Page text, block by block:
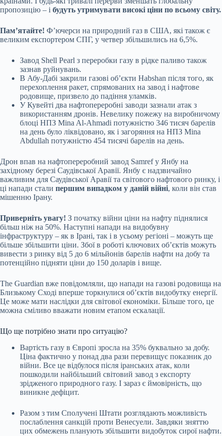
пропозицію – і будуть утримувати високі ціни по всьому світу.
Пам’ятайте! Ф’ючерси на природний газ в США, які також є
великим експортером СПГ, у четвер збільшились на 6,5%.
Завод Shell Pearl з переробки газу в рідке паливо також
зазнав руйнувань.
В Абу-Дабі закрили газові об’єкти Habshan після того, як
перехоплення ракет, спрямованих на завод і нафтове
родовище, призвело до падіння уламків.
У Кувейті два нафтопереробні заводи зазнали атак з
використанням дронів. Невелику пожежу на виробничому
блоці НПЗ Mina Al-Ahmadi потужністю 346 тисяч барелів
на день було ліквідовано, як і загоряння на НПЗ Mina
Abdullah потужністю 454 тисячі барелів на день.
Дрон впав на нафтопереробний завод Samref у Янбу на
західному березі Саудівської Аравії. Янбу є надзвичайно
важливим для Саудівської Аравії та світового нафтового ринку, і
ці напади стали першим випадком у даній війні, коли він став
мішенню Ірану.
Приверніть увагу! З початку війни ціни на нафту піднялися
більш ніж на 50%. Наступні напади на видобувну
інфраструктуру – як в Ірані, так і в усьому регіоні – можуть ще
більше збільшити ціни. Збої в роботі ключових об’єктів можуть
вивести з ринку від 5 до 6 мільйонів барелів нафти на добу та
потенційно підняти ціни до 150 доларів і вище.
The Guardian вже повідомляли, що напади на газові родовища на
Близькому Сході вперше торкнулися об’єктів видобутку енергії.
Це може мати наслідки для світової економіки. Більше того, це
можна сміливо вважати новим етапом ескалації.
Що ще потрібно знати про ситуацію?
Вартість газу в Європі зросла на 35% буквально за добу.
Ціна фактично у понад два рази перевищує показник до
війни. Все це відбулося після іранських атак, коли
пошкодили найбільший світовий завод з експорту
зрідженого природного газу. І зараз є ймовірність, що
виникне дефіцит.
Разом з тим Сполучені Штати розглядають можливість
послаблення санкцій проти Венесуели. Завдяки зняттю
цих обмежень планують збільшити видобуток сирої нафти.